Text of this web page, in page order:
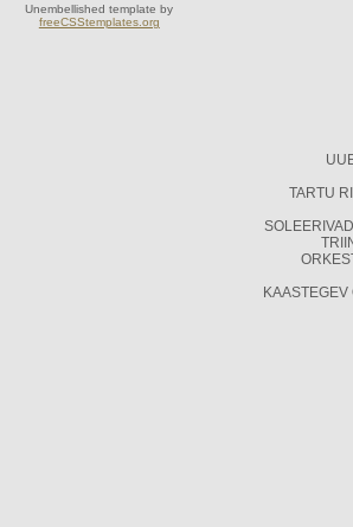
Unembellished template by
freeCSStemplates.org
TARTU